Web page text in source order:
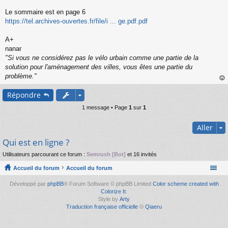
s
g
n
o
n
u
Le sommaire est en page 6
https://tel.archives-ouvertes.fr/file/i ... ge.pdf.pdf
A+
nanar
"Si vous ne considérez pas le vélo urbain comme une partie de la
solution pour l'aménagement des villes, vous êtes une partie du
problème."
au
Répondre
1 message • Page 1 sur 1
Aller
Qui est en ligne ?
Utilisateurs parcourant ce forum : Semrush [Bot] et 16 invités
Accueil du forum Accueil du forum
Développé par phpBB® Forum Software © phpBB Limited Color scheme created with
Colorize It
Style by Arty
Traduction française officielle © Qiaeru